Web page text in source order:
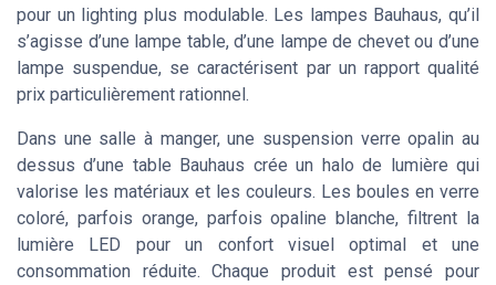
pour un lighting plus modulable. Les lampes Bauhaus, qu’il
s’agisse d’une lampe table, d’une lampe de chevet ou d’une
lampe suspendue, se caractérisent par un rapport qualité
prix particulièrement rationnel.
Dans une salle à manger, une suspension verre opalin au
dessus d’une table Bauhaus crée un halo de lumière qui
valorise les matériaux et les couleurs. Les boules en verre
coloré, parfois orange, parfois opaline blanche, filtrent la
lumière LED pour un confort visuel optimal et une
consommation réduite. Chaque produit est pensé pour